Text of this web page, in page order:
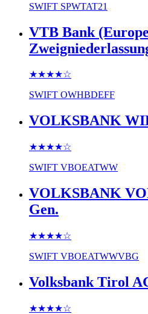
SWIFT SPWTAT21
VTB Bank
★★★★☆
SWIFT OWHBDEFF
VOLKSBANK
★★★★☆
SWIFT VBOEATWW
VOLKSBANK
Gen.
★★★★☆
SWIFT VBOEATWWVBG
Volksbank Tirol
★★★★☆